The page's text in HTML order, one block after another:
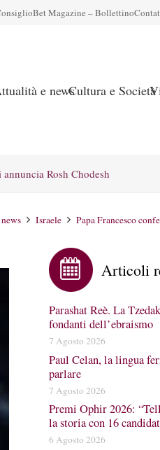
Bet Magazine – Bollettino
e newsCultura e Società
annuncia Rosh Chodesh
Israele Papa Francesco
Articoli
Parashat Reè. La
fondanti dell’ebraismo
7 Agosto 2026
Paul Celan, la lingua
parlare
7 Agosto 2026
Premi Ophir 2026:
la storia con 16
6 Agosto 2026